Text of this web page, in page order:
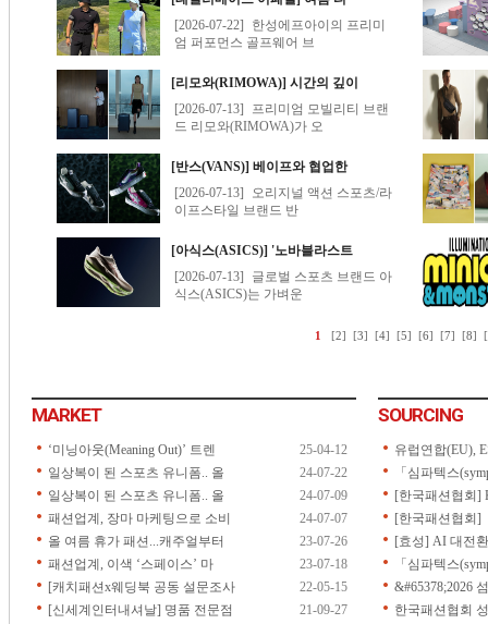
MARKET
‘미닝아웃(Meaning Out)’ 트렌
25-04-12
일상복이 된 스포츠 유니폼.. 올
24-07-22
일상복이 된 스포츠 유니폼.. 올
24-07-09
패션업계, 장마 마케팅으로 소비
24-07-07
올 여름 휴가 패션...캐주얼부터
23-07-26
패션업계, 이색 ‘스페이스’ 마
23-07-18
[캐치패션x웨딩북 공동 설문조사
22-05-15
[신세계인터내셔날] 명품 전문점
21-09-27
SOURCING
유럽연합(EU),
「심파텍스
[한국패션협회]
[한국패션협회]
[효성] AI 대전
「심파텍스
&#65378;2026
한국패션협회